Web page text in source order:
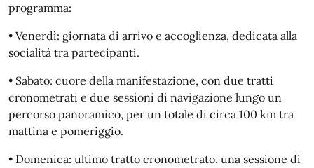
programma:
• Venerdì: giornata di arrivo e accoglienza, dedicata alla
socialità tra partecipanti.
• Sabato: cuore della manifestazione, con due tratti
cronometrati e due sessioni di navigazione lungo un
percorso panoramico, per un totale di circa 100 km tra
mattina e pomeriggio.
• Domenica: ultimo tratto cronometrato, una sessione di